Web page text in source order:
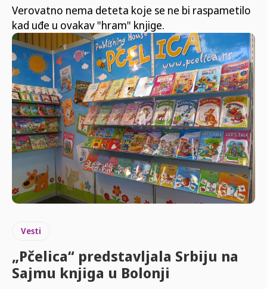
Verovatno nema deteta koje se ne bi raspametilo
kad uđe u ovakav "hram" knjige.
Vesti
„Pčelica“ predstavljala Srbiju na
Sajmu knjiga u Bolonji